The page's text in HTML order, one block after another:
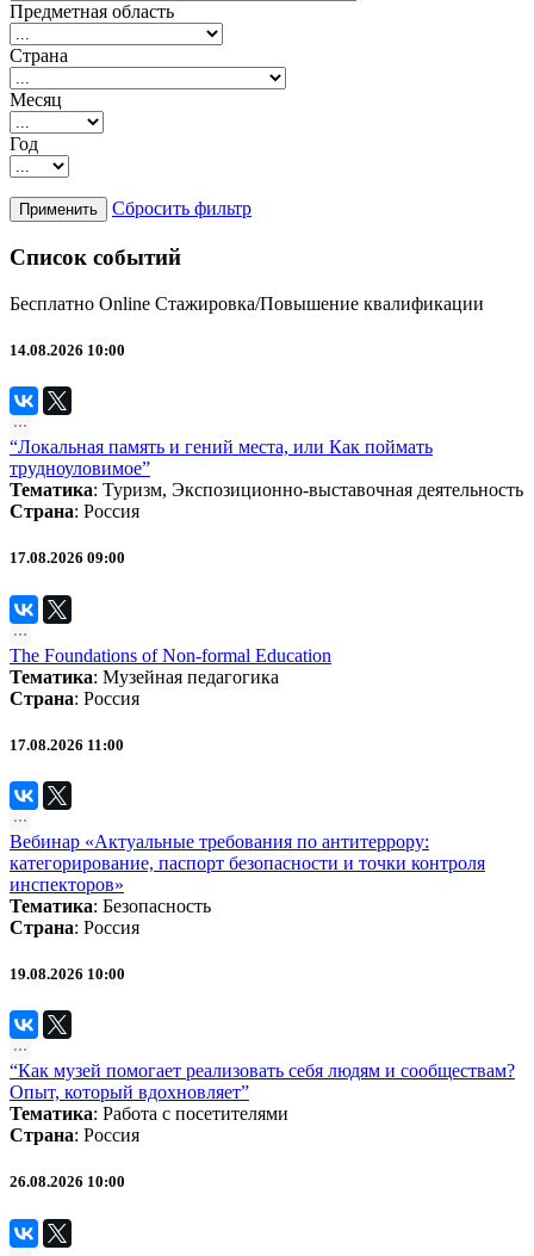
Предметная область
Страна
Месяц
Год
Сбросить фильтр
Список событий
Бесплатно Online Стажировка/Повышение квалификации
14.08.2026 10:00
“Локальная память и гений места, или Как поймать
трудноуловимое”
Тематика: Туризм, Экспозиционно-выставочная деятельность
Страна: Россия
17.08.2026 09:00
The Foundations of Non-formal Education
Тематика: Музейная педагогика
Страна: Россия
17.08.2026 11:00
Вебинар «Актуальные требования по антитеррору:
категорирование, паспорт безопасности и точки контроля
инспекторов»
Тематика: Безопасность
Страна: Россия
19.08.2026 10:00
“Как музей помогает реализовать себя людям и сообществам?
Опыт, который вдохновляет”
Тематика: Работа с посетителями
Страна: Россия
26.08.2026 10:00